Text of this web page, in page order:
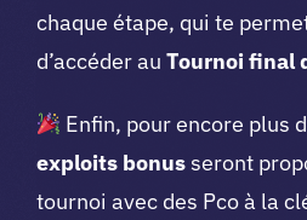
chaque étape, qui te
d’accéder au Tournoi final
Enfin, pour encore plus
exploits bonusseront
tournoi avec des Pco à la